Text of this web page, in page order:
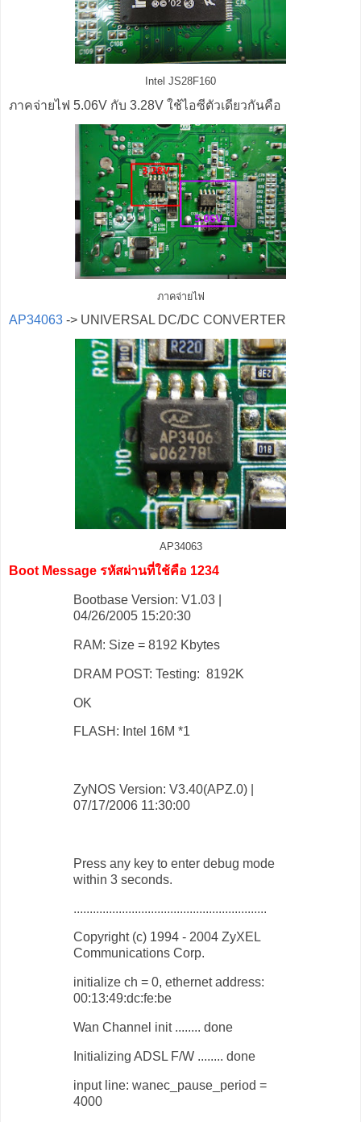
Intel JS28F160
ภาคจ่ายไฟ 5.06V กับ 3.28V ใช้ไอซีตัวเดียวกันคือ
ภาคจ่ายไฟ
AP34063 -> UNIVERSAL DC/DC CONVERTER
AP34063
Boot Message รหัสผ่านที่ใช้คือ 1234
Bootbase Version: V1.03 |
04/26/2005 15:20:30
RAM: Size = 8192 Kbytes
DRAM POST: Testing: 8192K
OK
FLASH: Intel 16M *1
ZyNOS Version: V3.40(APZ.0) |
07/17/2006 11:30:00
Press any key to enter debug mode
within 3 seconds.
............................................................
Copyright (c) 1994 - 2004 ZyXEL
Communications Corp.
initialize ch = 0, ethernet address:
00:13:49:dc:fe:be
Wan Channel init ........ done
Initializing ADSL F/W ........ done
input line: wanec_pause_period =
4000